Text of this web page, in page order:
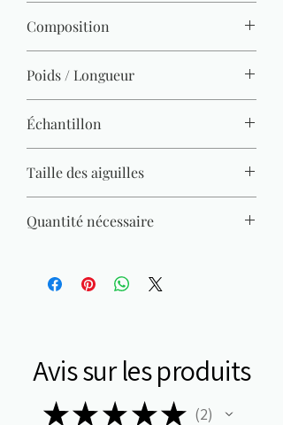
Composition
Poids / Longueur
Échantillon
Taille des aiguilles
Quantité nécessaire
Avis sur les produits
★★ ★ ★★ 2
2